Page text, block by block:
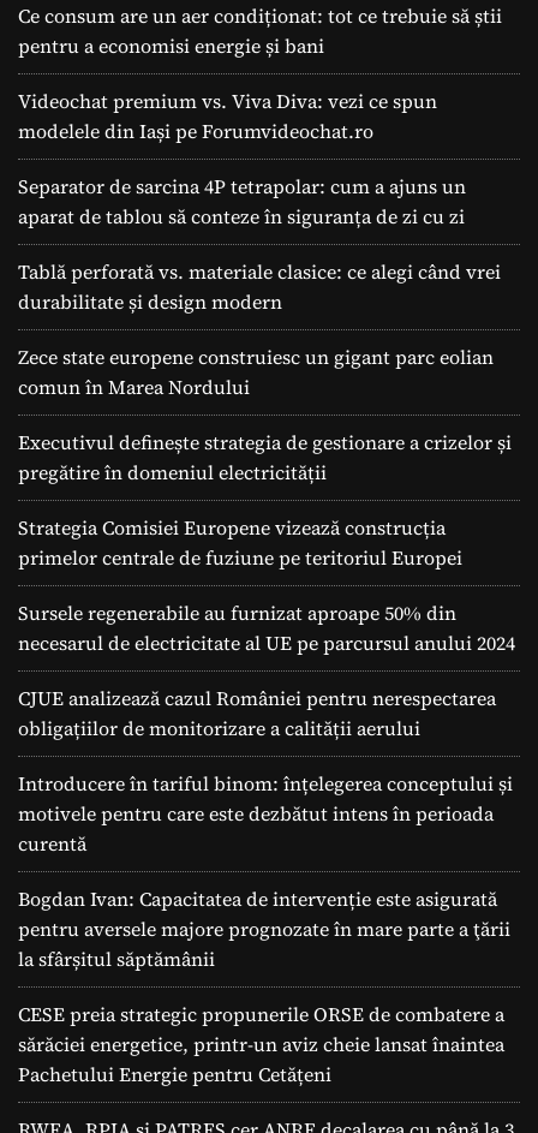
Ce consum are un aer condiționat: tot ce trebuie să știi
pentru a economisi energie și bani
Videochat premium vs. Viva Diva: vezi ce spun
modelele din Iași pe Forumvideochat.ro
Separator de sarcina 4P tetrapolar: cum a ajuns un
aparat de tablou să conteze în siguranța de zi cu zi
Tablă perforată vs. materiale clasice: ce alegi când vrei
durabilitate și design modern
Zece state europene construiesc un gigant parc eolian
comun în Marea Nordului
Executivul definește strategia de gestionare a crizelor și
pregătire în domeniul electricității
Strategia Comisiei Europene vizează construcția
primelor centrale de fuziune pe teritoriul Europei
Sursele regenerabile au furnizat aproape 50% din
necesarul de electricitate al UE pe parcursul anului 2024
CJUE analizează cazul României pentru nerespectarea
obligațiilor de monitorizare a calității aerului
Introducere în tariful binom: înțelegerea conceptului și
motivele pentru care este dezbătut intens în perioada
curentă
Bogdan Ivan: Capacitatea de intervenție este asigurată
pentru aversele majore prognozate în mare parte a ţării
la sfârșitul săptămânii
CESE preia strategic propunerile ORSE de combatere a
sărăciei energetice, printr-un aviz cheie lansat înaintea
Pachetului Energie pentru Cetățeni